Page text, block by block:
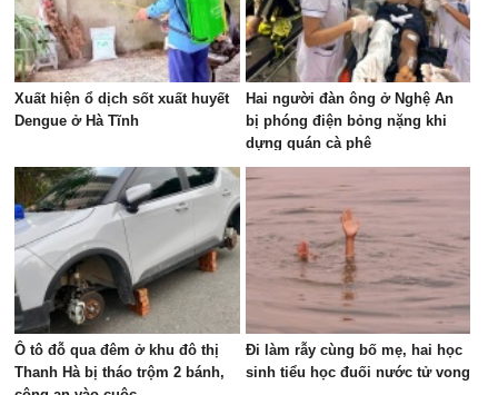
Xuất hiện ổ dịch sốt xuất huyết
Dengue ở Hà Tĩnh
Hai người đàn ông ở Nghệ An
bị phóng điện bỏng nặng khi
dựng quán cà phê
Ô tô đỗ qua đêm ở khu đô thị
Thanh Hà bị tháo trộm 2 bánh,
Đi làm rẫy cùng bố mẹ, hai học
sinh tiểu học đuối nước tử vong